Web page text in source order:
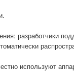
разработчики
используют